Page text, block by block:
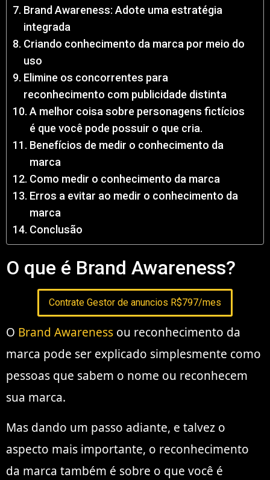
Brand Awareness: Adote uma estratégia
integrada
Criando conhecimento da marca por meio do
uso
Elimine os concorrentes para
reconhecimento com publicidade distinta
A melhor coisa sobre personagens fictícios
é que você pode possuir o que cria.
Benefícios de medir o conhecimento da
marca
Como medir o conhecimento da marca
Erros a evitar ao medir o conhecimento da
marca
Conclusão
O que é Brand Awareness?
Contrate Gestor de anuncios R$797/mes
O Brand Awareness ou reconhecimento da
marca pode ser explicado simplesmente como
pessoas que sabem o nome ou reconhecem
sua marca.
Mas dando um passo adiante, e talvez o
aspecto mais importante, o reconhecimento
da marca também é sobre o que você é